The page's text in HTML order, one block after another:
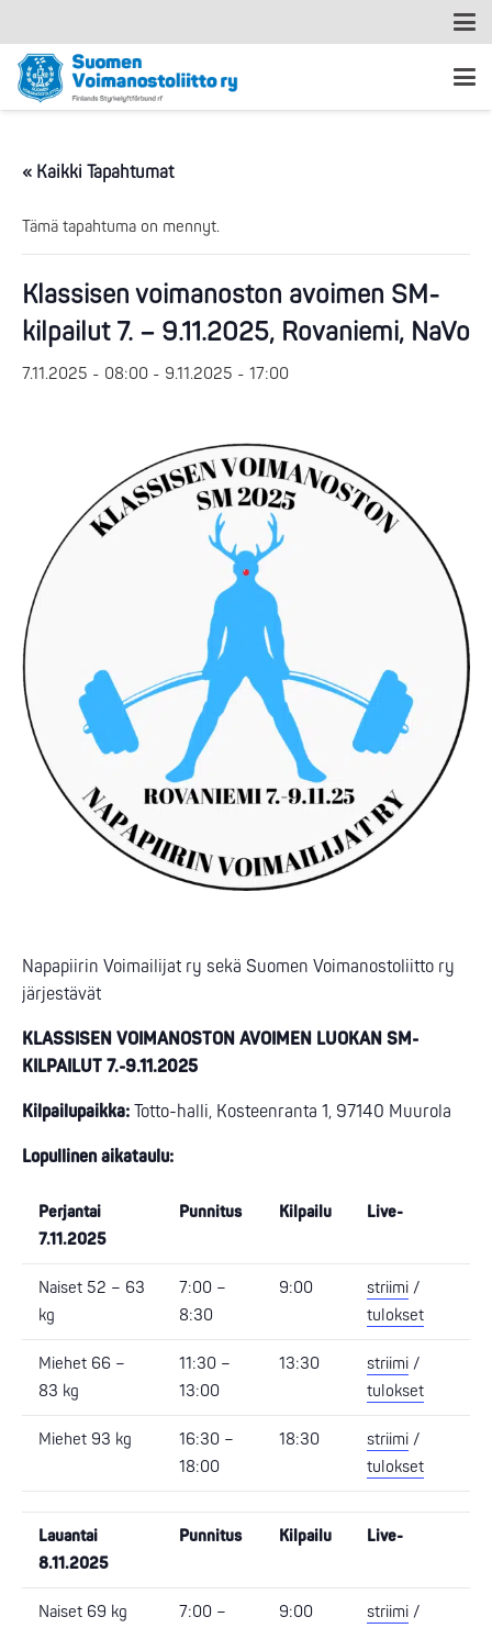
« Kaikki Tapahtumat
Tämä tapahtuma on mennyt.
Klassisen voimanoston avoimen SM-
kilpailut 7. – 9.11.2025, Rovaniemi, NaVo
7.11.2025 - 08:00 - 9.11.2025 - 17:00
Napapiirin Voimailijat ry sekä Suomen Voimanostoliitto ry
järjestävät
KLASSISEN VOIMANOSTON AVOIMEN LUOKAN SM-
KILPAILUT 7.-9.11.2025
Kilpailupaikka: Totto-halli, Kosteenranta 1, 97140 Muurola
Lopullinen aikataulu:
Perjantai
7.11.2025
Punnitus Kilpailu Live-
Naiset 52 – 63
kg
7:00 –
8:30
9:00 striimi /
tulokset
Miehet 66 –
83 kg
11:30 –
13:00
13:30 striimi /
tulokset
Miehet 93 kg
16:30 –
18:00
18:30 striimi /
tulokset
Lauantai
8.11.2025
Punnitus Kilpailu Live-
Naiset 69 kg
7:00 –
9:00 striimi /